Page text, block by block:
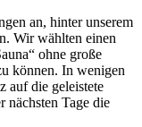
an, hinter unserem
Wir wählten einen
ohne große
können. In wenigen
auf die geleistete
nächsten Tage die